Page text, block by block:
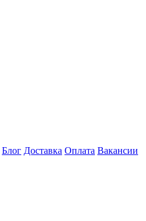
Блог Доставка Оплата Вакансии